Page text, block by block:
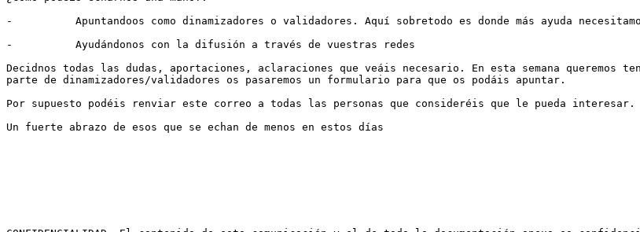
-          Apuntandoos como dinamizadores o validadores. Aquí sobretodo es donde más ayuda
-          Ayudándonos con la difusión a través de vuestras redes
Decidnos todas las dudas, aportaciones, aclaraciones que veáis necesario. En esta semana
parte de dinamizadores/validadores os pasaremos un formulario para que os podáis apuntar.
Por supuesto podéis renviar este correo a todas las personas que consideréis que le pueda interesar.
Un fuerte abrazo de esos que se echan de menos en estos días